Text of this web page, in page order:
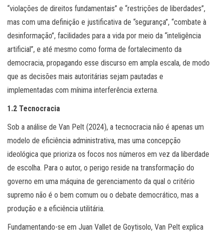
“violações de direitos fundamentais” e “restrições de liberdades”,
mas com uma definição e justificativa de “segurança”, “combate à
desinformação”, facilidades para a vida por meio da “inteligência
artificial”, e até mesmo como forma de fortalecimento da
democracia, propagando esse discurso em ampla escala, de modo
que as decisões mais autoritárias sejam pautadas e
implementadas com mínima interferência externa.
1.2 Tecnocracia
Sob a análise de Van Pelt (2024), a tecnocracia não é apenas um
modelo de eficiência administrativa, mas uma concepção
ideológica que prioriza os focos nos números em vez da liberdade
de escolha. Para o autor, o perigo reside na transformação do
governo em uma máquina de gerenciamento da qual o critério
supremo não é o bem comum ou o debate democrático, mas a
produção e a eficiência utilitária.
Fundamentando-se em Juan Vallet de Goytisolo, Van Pelt explica